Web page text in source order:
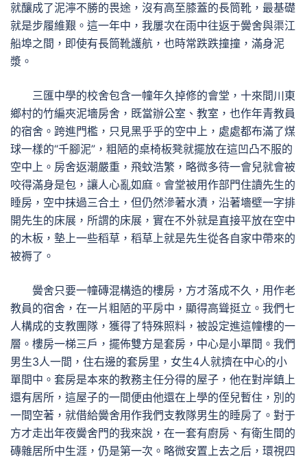
就釀成了泥濘不勝的畏途，沒有高至膝蓋的長筒靴，最基礎
就是步履維艱。這一年中，我屢次在雨中往返于黌舍與渠江
船埠之間，即使有長筒靴護航，也時常跌跌撞撞，滿身泥
漿。
三匯中學的校舍包含一幢年久掉修的會堂，十來間川東
鄉村的竹編夾泥墻房舍，既當辦公室、教室，也作年青教員
的宿舍。跨進門檻，只見黑乎乎的空中上，處處都布滿了煤
球一樣的“千腳泥”，粗陋的桌椅板凳就擺放在這凹凸不服的
空中上。房舍返潮嚴重，飛蚊浩繁，略微多待一會兒就會被
咬得滿身是包，讓人心亂如麻。會堂被用作部門住讀先生的
睡房，空中抹過三合土，但仍然滲著水漬，沿著墻壁一字排
開先生的床展，所謂的床展，實在不外就是直接平放在空中
的木板，墊上一些稻草，稻草上就是先生從各自家中帶來的
被褥了。
黌舍只要一幢磚混構造的樓房，方才落成不久，用作老
教員的宿舍，在一片粗陋的平房中，顯得高聳挺立。我們七
人構成的支教團隊，獲得了特殊照料，被設定進這幢樓的一
層。樓房一梯三戶，擺佈雙方是套房，中心是小單間。我們
男生3人一間，住右邊的套房里，女生4人就擠在中心的小
單間中。套房是本來的教務主任分得的屋子，他在對岸鎮上
還有居所，這屋子的一間便由他還在上學的侄兒暫住，別的
一間空著，就借給黌舍用作我們支教隊男生的睡房了。對于
方才走出年夜黌舍門的我來說，在一套有廚房、有衛生間的
磚雜居所中生涯，仍是第一次。略微安置上去之后，環視四